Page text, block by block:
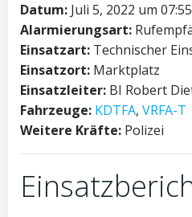
Datum: Juli 5, 2022 um
Alarmierungsart:
Einsatzart: Technischer
Einsatzort: Marktplatz
Einsatzleiter: BI Robert
Fahrzeuge: KDTFA, VRFA-T
Weitere Kräfte: Polizei